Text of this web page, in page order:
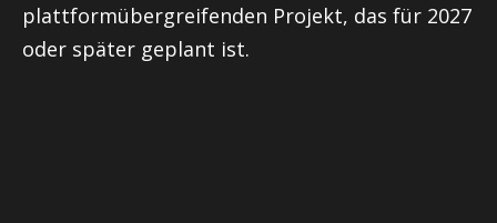
plattformübergreifenden Projekt, das für 2027
oder später geplant ist.